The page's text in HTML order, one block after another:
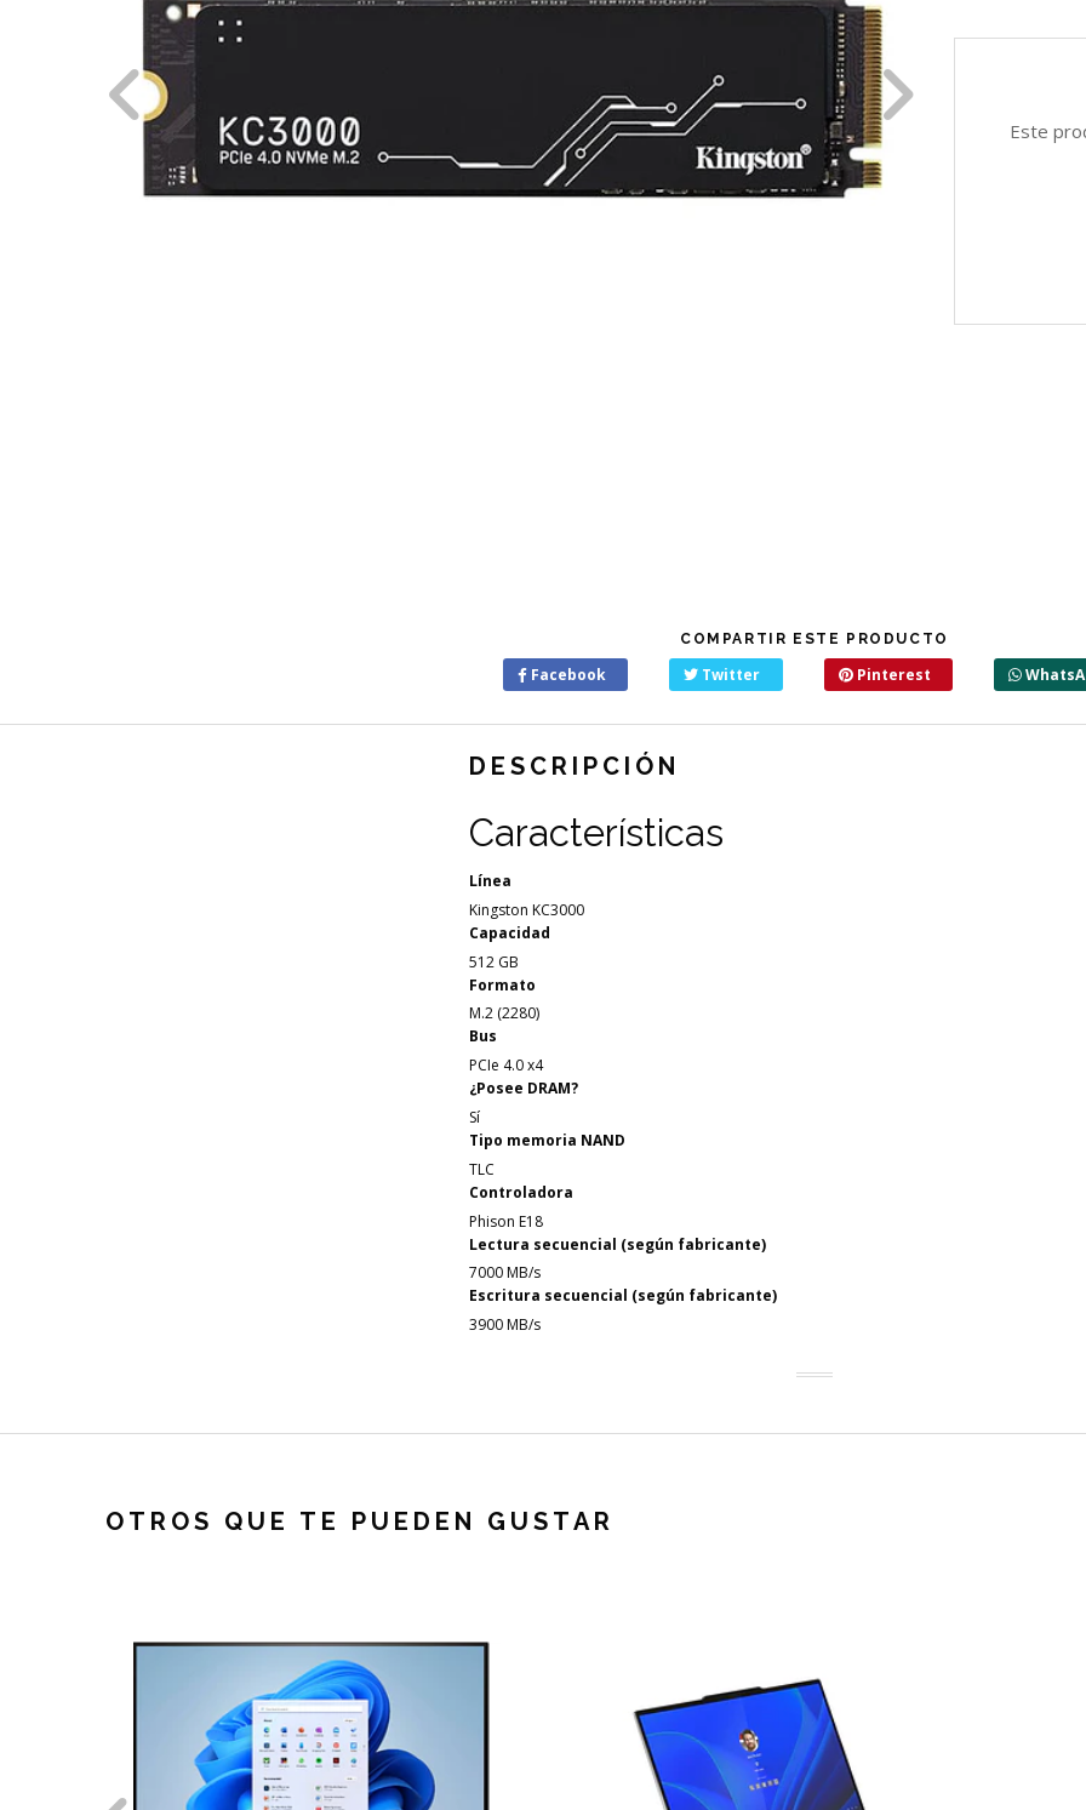
Este
COMPARTIR ESTE PRODUCTO
Facebook Twitter Pinterest
DESCRIPCIÓN
Características
Línea
Kingston KC3000
Capacidad
512 GB
Formato
M.2 (2280)
Bus
PCIe 4.0 x4
¿Posee DRAM?
Sí
Tipo memoria NAND
TLC
Controladora
Phison E18
Lectura secuencial (según fabricante)
7000 MB/s
Escritura secuencial (según fabricante)
3900 MB/s
OTROS QUE TE PUEDEN GUSTAR